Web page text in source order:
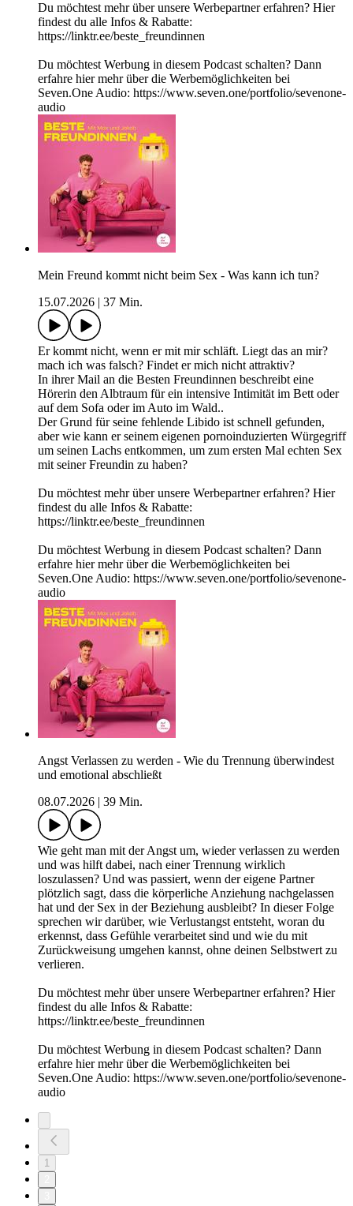
Du möchtest mehr über unsere Werbepartner erfahren? Hier
findest du alle Infos & Rabatte:
https://linktr.ee/beste_freundinnen
Du möchtest Werbung in diesem Podcast schalten? Dann
erfahre hier mehr über die Werbemöglichkeiten bei
Seven.One Audio: https://www.seven.one/portfolio/sevenone-
audio
Mein Freund kommt nicht beim Sex - Was kann ich tun?
15.07.2026
37 Min.
Er kommt nicht, wenn er mit mir schläft. Liegt das an mir?
mach ich was falsch? Findet er mich nicht attraktiv?
In ihrer Mail an die Besten Freundinnen beschreibt eine
Hörerin den Albtraum für ein intensive Intimität im Bett oder
auf dem Sofa oder im Auto im Wald..
Der Grund für seine fehlende Libido ist schnell gefunden,
aber wie kann er seinem eigenen pornoinduzierten Würgegriff
um seinen Lachs entkommen, um zum ersten Mal echten Sex
mit seiner Freundin zu haben?
Du möchtest mehr über unsere Werbepartner erfahren? Hier
findest du alle Infos & Rabatte:
https://linktr.ee/beste_freundinnen
Du möchtest Werbung in diesem Podcast schalten? Dann
erfahre hier mehr über die Werbemöglichkeiten bei
Seven.One Audio: https://www.seven.one/portfolio/sevenone-
audio
Angst Verlassen zu werden - Wie du Trennung überwindest
und emotional abschließt
08.07.2026
39 Min.
Wie geht man mit der Angst um, wieder verlassen zu werden
und was hilft dabei, nach einer Trennung wirklich
loszulassen? Und was passiert, wenn der eigene Partner
plötzlich sagt, dass die körperliche Anziehung nachgelassen
hat und der Sex in der Beziehung ausbleibt? In dieser Folge
sprechen wir darüber, wie Verlustangst entsteht, woran du
erkennst, dass Gefühle verarbeitet sind und wie du mit
Zurückweisung umgehen kannst, ohne deinen Selbstwert zu
verlieren.
Du möchtest mehr über unsere Werbepartner erfahren? Hier
findest du alle Infos & Rabatte:
https://linktr.ee/beste_freundinnen
Du möchtest Werbung in diesem Podcast schalten? Dann
erfahre hier mehr über die Werbemöglichkeiten bei
Seven.One Audio: https://www.seven.one/portfolio/sevenone-
audio
1